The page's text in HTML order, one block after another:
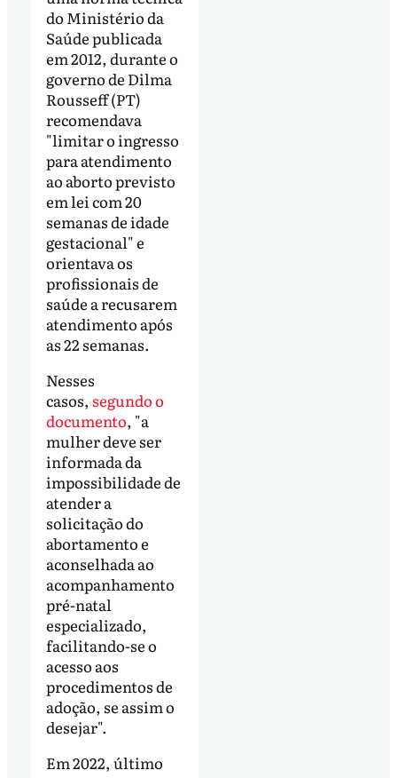
do Ministério da
Saúde publicada
em 2012, durante o
governo de Dilma
Rousseff (PT)
recomendava
"limitar o ingresso
para atendimento
ao aborto previsto
em lei com 20
semanas de idade
gestacional" e
orientava os
profissionais de
saúde a recusarem
atendimento após
as 22 semanas.
Nesses
casos, segundo o
documento, "a
mulher deve ser
informada da
impossibilidade de
atender a
solicitação do
abortamento e
aconselhada ao
acompanhamento
pré-natal
especializado,
facilitando-se o
acesso aos
procedimentos de
adoção, se assim o
desejar".
Em 2022, último